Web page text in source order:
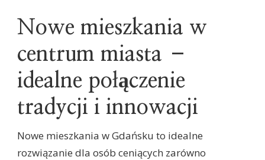
Nowe mieszkania w
centrum miasta –
idealne połączenie
tradycji i innowacji
Nowe mieszkania w Gdańsku to idealne
rozwiązanie dla osób ceniących zarówno